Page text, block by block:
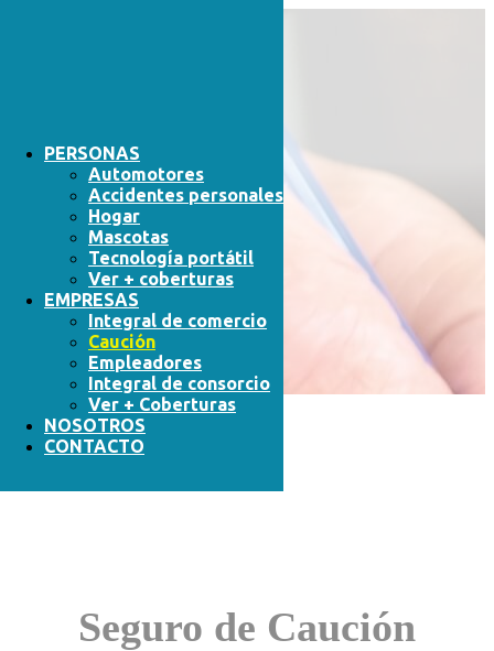
PERSONAS
Automotores
Accidentes personales
Hogar
Mascotas
Tecnología portátil
Ver + coberturas
EMPRESAS
Integral de comercio
Caución
Empleadores
Integral de consorcio
Ver + Coberturas
NOSOTROS
CONTACTO
CAUCIÓN
COTIZÁ AHORA
Seguro de Caución